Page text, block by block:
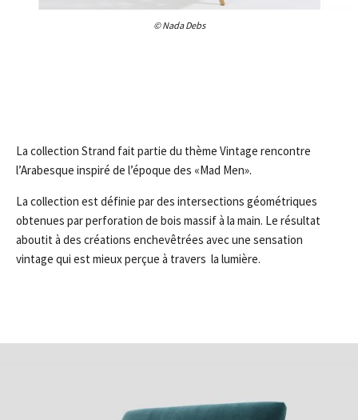
© Nada Debs
La collection Strand fait partie du thème Vintage rencontre
l’Arabesque inspiré de l’époque des «Mad Men».
La collection est définie par des intersections géométriques
obtenues par perforation de bois massif à la main. Le résultat
aboutit à des créations enchevêtrées avec une sensation
vintage qui est mieux perçue à travers la lumière.